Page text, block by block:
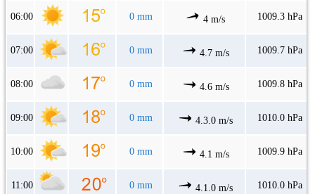
06:00 0 mm 4 m/s 1009.3 hPa
07:00 0 mm 4.7 m/s 1009.7 hPa
08:00 0 mm 4.6 m/s 1009.8 hPa
09:00 0 mm 4.3.0 m/s 1010.0 hPa
10:00 0 mm 4.1 m/s 1009.9 hPa
11:00 0 mm 4.1.0 m/s 1010.0 hPa